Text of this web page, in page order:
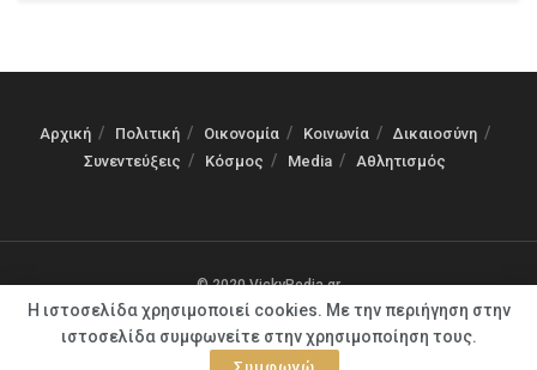
Αρχική Πολιτική Οικονομία Κοινωνία
Δικαιοσύνη
Συνεντεύξεις
Κόσμος Media Αθλητισμός
© 2020 VickyPedia.gr
Η ιστοσελίδα χρησιμοποιεί cookies. Με την περιήγηση στην
ιστοσελίδα συμφωνείτε στην χρησιμοποίηση τους.